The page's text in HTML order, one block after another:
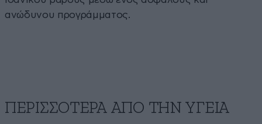
ανώδυνου προγράμματος.
ΠΕΡΙΣΣΟΤΕΡΑ ΑΠΟ ΤΗΝ ΥΓΕΙΑ